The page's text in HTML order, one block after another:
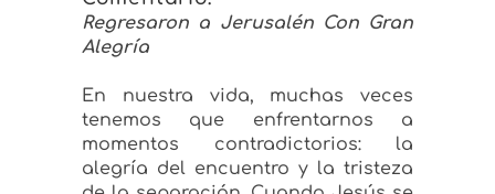
Regresaron a Jerusalén Con Gran
Alegría
En nuestra vida, muchas veces
tenemos que enfrentarnos a
momentos contradictorios: la
alegría del encuentro y la tristeza